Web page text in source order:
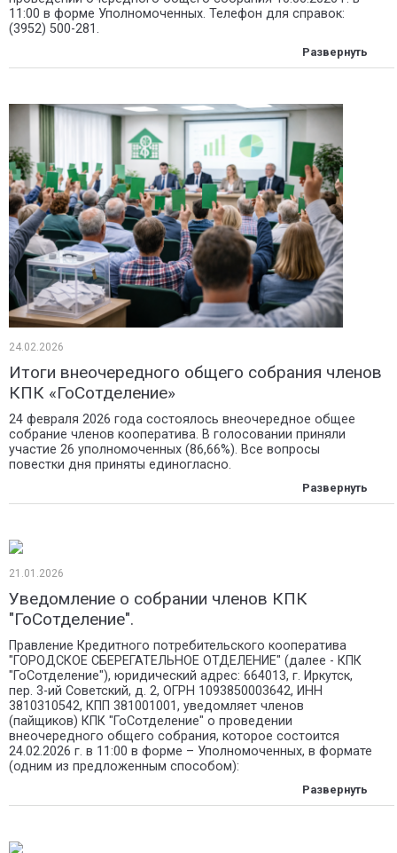
11:00 в форме Уполномоченных. Телефон для справок:
(3952) 500-281.
24.02.2026
Итоги внеочередного общего собрания членов
КПК «ГоСотделение»
24 февраля 2026 года состоялось внеочередное общее
собрание членов кооператива. В голосовании приняли
участие 26 уполномоченных (86,66%). Все вопросы
повестки дня приняты единогласно.
21.01.2026
Уведомление о собрании членов КПК
"ГоСотделение".
Правление Кредитного потребительского кооператива
"ГОРОДСКОЕ СБЕРЕГАТЕЛЬНОЕ ОТДЕЛЕНИЕ" (далее - КПК
"ГоСотделение"), юридический адрес: 664013, г. Иркутск,
пер. 3-ий Советский, д. 2, ОГРН 1093850003642, ИНН
3810310542, КПП 381001001, уведомляет членов
(пайщиков) КПК "ГоСотделение" о проведении
внеочередного общего собрания, которое состоится
24.02.2026 г. в 11:00 в форме – Уполномоченных, в формате
(одним из предложенным способом):